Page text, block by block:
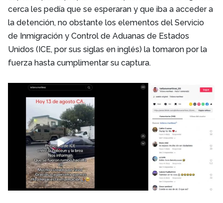
cerca les pedía que se esperaran y que iba a acceder a
la detención, no obstante los elementos del Servicio
de Inmigración y Control de Aduanas de Estados
Unidos (ICE, por sus siglas en inglés) la tomaron por la
fuerza hasta cumplimentar su captura.